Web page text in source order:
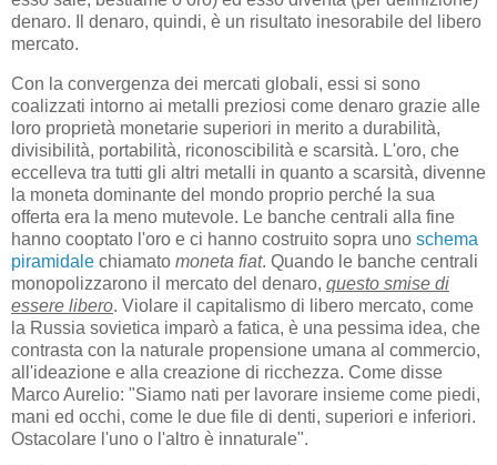
denaro. Il denaro, quindi, è un risultato inesorabile del libero
mercato.
Con la convergenza dei mercati globali, essi si sono
coalizzati intorno ai metalli preziosi come denaro grazie alle
loro proprietà monetarie superiori in merito a durabilità,
divisibilità, portabilità, riconoscibilità e scarsità. L'oro, che
eccelleva tra tutti gli altri metalli in quanto a scarsità, divenne
la moneta dominante del mondo proprio perché la sua
offerta era la meno mutevole. Le banche centrali alla fine
hanno cooptato l'oro e ci hanno costruito sopra uno schema
piramidale chiamato moneta fiat. Quando le banche centrali
monopolizzarono il mercato del denaro, questo smise di
essere libero. Violare il capitalismo di libero mercato, come
la Russia sovietica imparò a fatica, è una pessima idea, che
contrasta con la naturale propensione umana al commercio,
all'ideazione e alla creazione di ricchezza. Come disse
Marco Aurelio: "Siamo nati per lavorare insieme come piedi,
mani ed occhi, come le due file di denti, superiori e inferiori.
Ostacolare l'uno o l'altro è innaturale".